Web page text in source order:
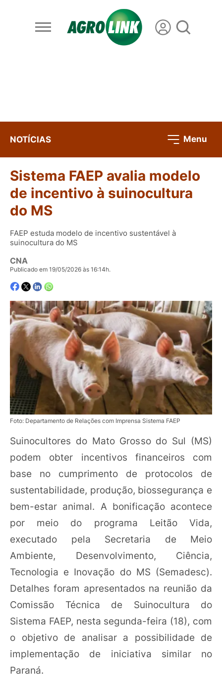
NOTÍCIAS Menu
Sistema FAEP avalia modelo
de incentivo à suinocultura
do MS
FAEP estuda modelo de incentivo sustentável à
suinocultura do MS
CNA
Publicado em 19/05/2026 às 16:14h.
Foto: Departamento de Relações com Imprensa Sistema FAEP
Suinocultores do Mato Grosso do Sul (MS)
podem obter incentivos financeiros com
base no cumprimento de protocolos de
sustentabilidade, produção, biossegurança e
bem-estar animal. A bonificação acontece
por meio do programa Leitão Vida,
executado pela Secretaria de Meio
Ambiente, Desenvolvimento, Ciência,
Tecnologia e Inovação do MS (Semadesc).
Detalhes foram apresentados na reunião da
Comissão Técnica de Suinocultura do
Sistema FAEP, nesta segunda-feira (18), com
o objetivo de analisar a possibilidade de
implementação de iniciativa similar no
Paraná.